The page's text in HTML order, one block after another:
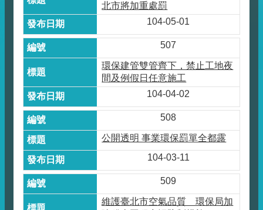
北市將加重處罰
104-05-01
507
環保建管雙管齊下，禁止工地夜
間及例假日任意施工
104-04-02
508
公開透明 事業環保罰單全都露
104-03-11
509
維護臺北市空氣品質 環保局加